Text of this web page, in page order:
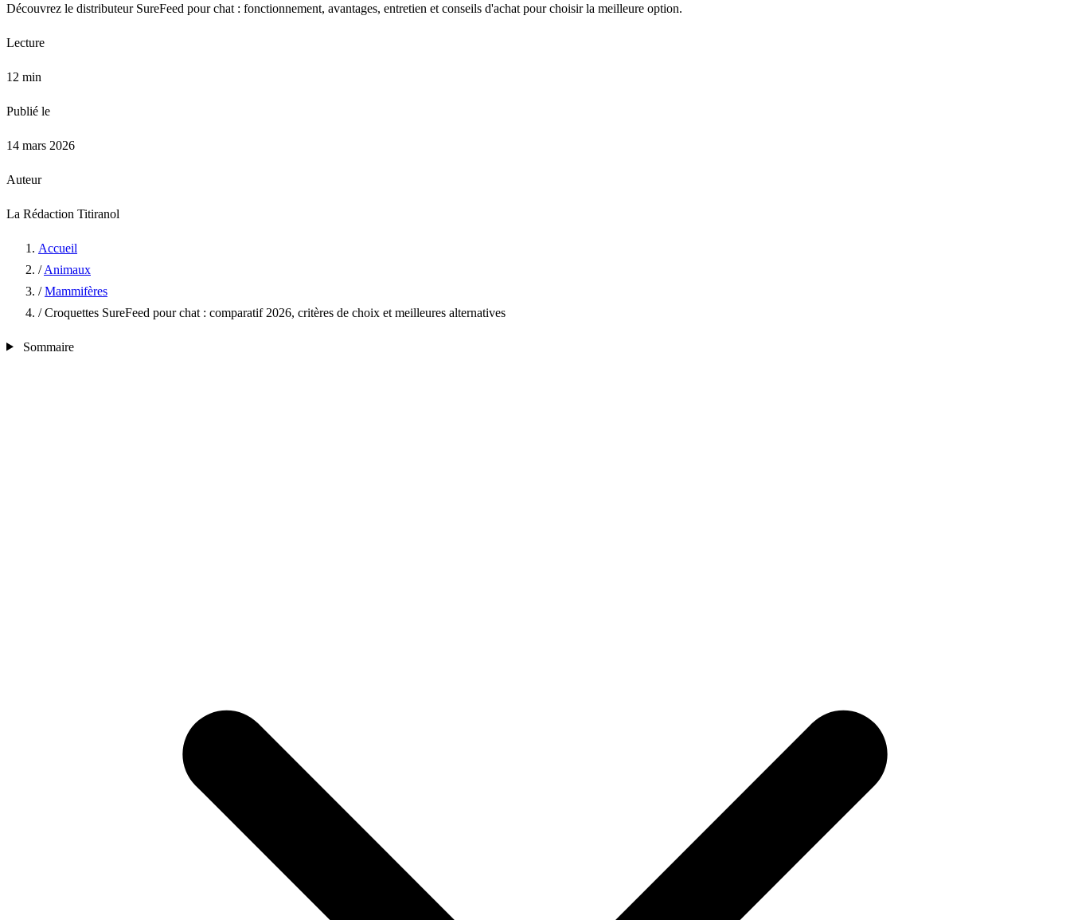
Découvrez le distributeur SureFeed pour chat : fonctionnement, avantages, entretien et conseils d'achat pour choisir la meilleure option.
Lecture
12 min
Publié le
14 mars 2026
Auteur
La Rédaction Titiranol
Accueil
/ Animaux
/ Mammifères
/ Croquettes SureFeed pour chat : comparatif 2026, critères de choix et meilleures alternatives
Sommaire